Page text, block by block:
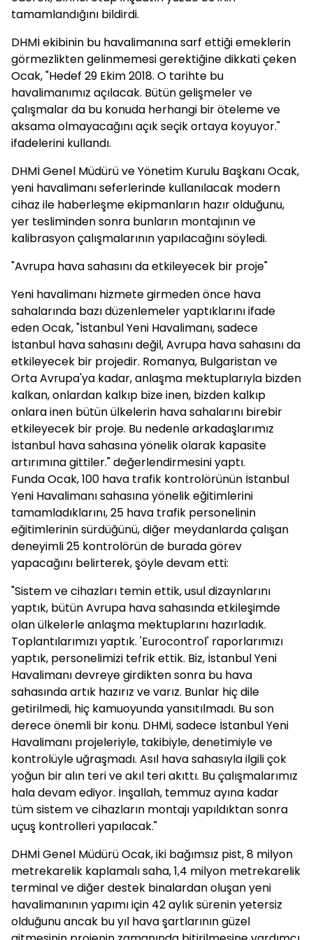
tamamlandığını bildirdi.
DHMİ ekibinin bu havalimanına sarf ettiği emeklerin
görmezlikten gelinmemesi gerektiğine dikkati çeken
Ocak, "Hedef 29 Ekim 2018. O tarihte bu
havalimanımız açılacak. Bütün gelişmeler ve
çalışmalar da bu konuda herhangi bir öteleme ve
aksama olmayacağını açık seçik ortaya koyuyor."
ifadelerini kullandı.
DHMİ Genel Müdürü ve Yönetim Kurulu Başkanı Ocak,
yeni havalimanı seferlerinde kullanılacak modern
cihaz ile haberleşme ekipmanların hazır olduğunu,
yer tesliminden sonra bunların montajının ve
kalibrasyon çalışmalarının yapılacağını söyledi.
"Avrupa hava sahasını da etkileyecek bir proje"
Yeni havalimanı hizmete girmeden önce hava
sahalarında bazı düzenlemeler yaptıklarını ifade
eden Ocak, "İstanbul Yeni Havalimanı, sadece
İstanbul hava sahasını değil, Avrupa hava sahasını da
etkileyecek bir projedir. Romanya, Bulgaristan ve
Orta Avrupa'ya kadar, anlaşma mektuplarıyla bizden
kalkan, onlardan kalkıp bize inen, bizden kalkıp
onlara inen bütün ülkelerin hava sahalarını birebir
etkileyecek bir proje. Bu nedenle arkadaşlarımız
İstanbul hava sahasına yönelik olarak kapasite
artırımına gittiler." değerlendirmesini yaptı.
Funda Ocak, 100 hava trafik kontrolörünün İstanbul
Yeni Havalimanı sahasına yönelik eğitimlerini
tamamladıklarını, 25 hava trafik personelinin
eğitimlerinin sürdüğünü, diğer meydanlarda çalışan
deneyimli 25 kontrolörün de burada görev
yapacağını belirterek, şöyle devam etti:
"Sistem ve cihazları temin ettik, usul dizaynlarını
yaptık, bütün Avrupa hava sahasında etkileşimde
olan ülkelerle anlaşma mektuplarını hazırladık.
Toplantılarımızı yaptık. 'Eurocontrol' raporlarımızı
yaptık, personelimizi tefrik ettik. Biz, İstanbul Yeni
Havalimanı devreye girdikten sonra bu hava
sahasında artık hazırız ve varız. Bunlar hiç dile
getirilmedi, hiç kamuoyunda yansıtılmadı. Bu son
derece önemli bir konu. DHMİ, sadece İstanbul Yeni
Havalimanı projeleriyle, takibiyle, denetimiyle ve
kontrolüyle uğraşmadı. Asıl hava sahasıyla ilgili çok
yoğun bir alın teri ve akıl teri akıttı. Bu çalışmalarımız
hala devam ediyor. İnşallah, temmuz ayına kadar
tüm sistem ve cihazların montajı yapıldıktan sonra
uçuş kontrolleri yapılacak."
DHMİ Genel Müdürü Ocak, iki bağımsız pist, 8 milyon
metrekarelik kaplamalı saha, 1,4 milyon metrekarelik
terminal ve diğer destek binalardan oluşan yeni
havalimanının yapımı için 42 aylık sürenin yetersiz
olduğunu ancak bu yıl hava şartlarının güzel